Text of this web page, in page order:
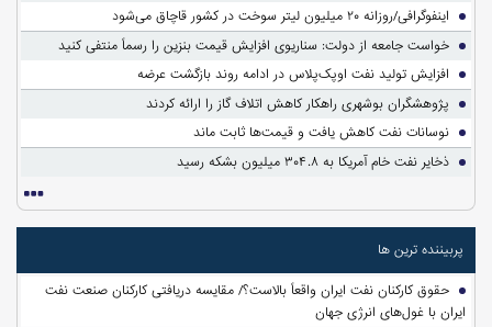
اینفوگرافی/روزانه ۲۰ میلیون لیتر سوخت در کشور قاچاق می‌شود
خواست جامعه از دولت: سناریوی افزایش قیمت بنزین را رسماً منتفی کنید
افزایش تولید نفت اوپک‌پلاس در ادامه روند بازگشت عرضه
پژوهشگران بوشهری راهکار کاهش اتلاف گاز را ارائه کردند
نوسانات نفت کاهش یافت و قیمت‌ها ثابت ماند
ذخایر نفت خام آمریکا به ۳۰۴.۸ میلیون بشکه رسید
پربیننده ترین ها
حقوق کارکنان نفت ایران واقعاً بالاست؟/ مقایسه دریافتی کارکنان صنعت نفت
ایران با غول‌های انرژی جهان